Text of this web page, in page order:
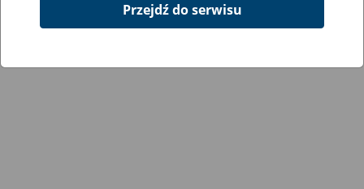
Przejdź do serwisu